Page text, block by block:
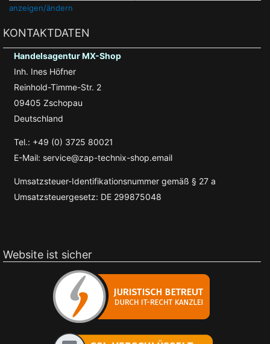
anzeigen/ändern
KONTAKTDATEN
Handelsagentur MX-Shop
Inh. Ines Höfner
Reinhold-Timme-Str. 2
09405 Zschopau
Deutschland
Tel.: +49 (0) 3725 80021
E-Mail: service@zap-technix-shop.email
Umsatzsteuer-Identifikationsnummer gemäß § 27 a
Umsatzsteuergesetz: DE 299875048
Website ist sicher